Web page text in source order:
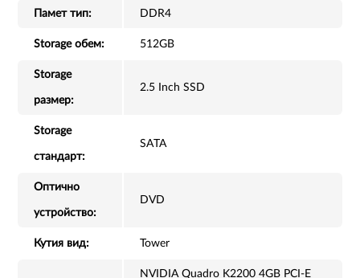
Памет тип: DDR4
Storage обем: 512GB
Storage
размер:
2.5 Inch SSD
Storage
стандарт:
SATA
Оптично
устройство:
DVD
Кутия вид: Tower
NVIDIA Quadro K2200 4GB PCI-E